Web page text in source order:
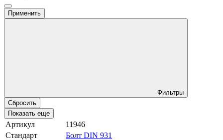
Применить
Фильтры
Сбросить
Показать еще
Артикул
11946
Стандарт
Болт DIN 931